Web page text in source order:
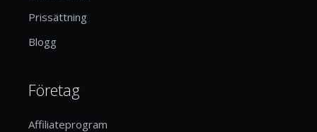
Prissättning
Blogg
Företag
Affiliateprogram